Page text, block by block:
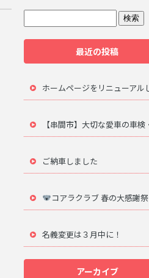
最近の投稿
ご納車しました
コアラクラブ 春の大感謝祭
名義変更は３月中に！
アーカイブ